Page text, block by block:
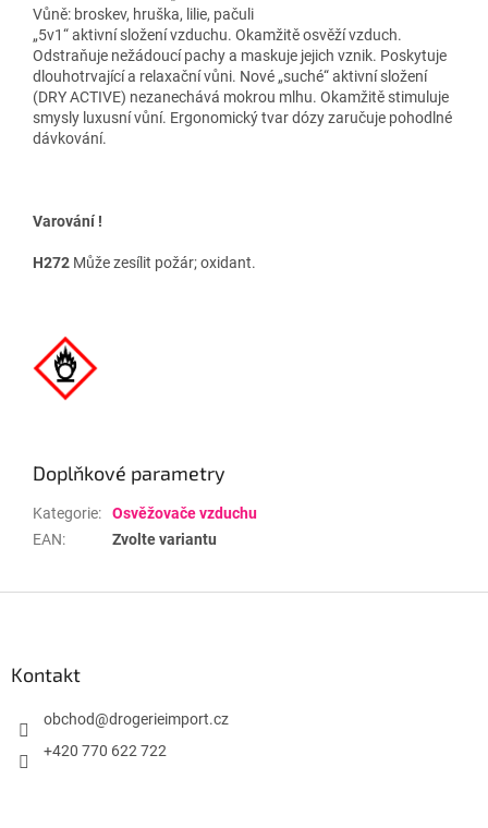
Vůně: broskev, hruška, lilie, pačuli
„5v1“ aktivní složení vzduchu. Okamžitě osvěží vzduch.
Odstraňuje nežádoucí pachy a maskuje jejich vznik. Poskytuje
dlouhotrvající a relaxační vůni. Nové „suché“ aktivní složení
(DRY ACTIVE) nezanechává mokrou mlhu. Okamžitě stimuluje
smysly luxusní vůní. Ergonomický tvar dózy zaručuje pohodlné
dávkování.
Varování !
H272 Může zesílit požár; oxidant.
Doplňkové parametry
Kategorie:
Osvěžovače vzduchu
EAN: Zvolte variantu
Kontakt
obchod@drogerieimport.cz
+420 770 622 722